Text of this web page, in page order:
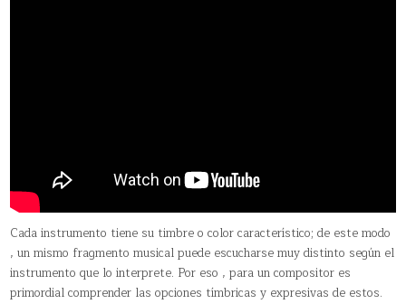
Cada instrumento tiene su timbre o color característico; de este modo
, un mismo fragmento musical puede escucharse muy distinto según el
instrumento que lo interprete. Por eso , para un compositor es
primordial comprender las opciones tímbricas y expresivas de estos.